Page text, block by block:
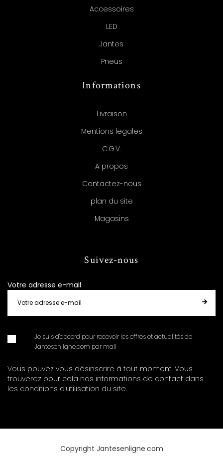
Accessoires
LED
Jantes
Pneus
Informations
Livraison
Mentions legales
C.G.V.
A propos
Contactez-nous
plan du site
Magasins
Suivez-nous
Votre adresse e-mail
Je suis d'accord pour recevoir les offres et actualités de
Jantesenligne.com par mail
Vous pouvez vous désinscrire à tout moment. Vous
trouverez pour cela nos informations de contact dans
les conditions d'utilisation du site.
Copyright Jantesenligne.com